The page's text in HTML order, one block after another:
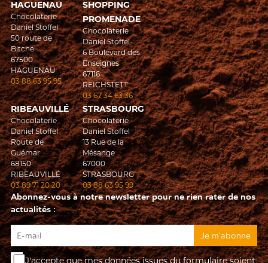
HAGUENAU
Chocolaterie
Daniel Stoffel
50 route de
Bitche
67500
HAGUENAU
03 88 63 95 95
SHOPPING
PROMENADE
Chocolaterie
Daniel Stoffel
6 Boulevard des
Enseignes
67116
REICHSTETT
03 67 34 63 36
RIBEAUVILLÉ
Chocolaterie
Daniel Stoffel
Route de
Guémar
68150
RIBEAUVILLÉ
03 89 71 20 20
STRASBOURG
Chocolaterie
Daniel Stoffel
13 Rue de la
Mésange
67000
STRASBOURG
03 88 63 95 99
Abonnez-vous à notre newsletter pour ne rien rater de nos
actualités :
J'accepte que mes données issues du formulaire soient